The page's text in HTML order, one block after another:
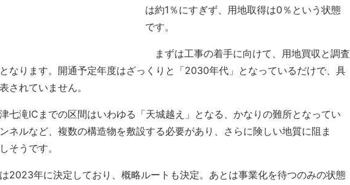
は約1％にすぎず、用地取得は0％という状態
です。
まずは工事の着手に向けて、用地買収と調査
なります。開通予定年度はざっくりと「2030年代」となっているだけで、具
されていません。
七滝ICまでの区間はいわゆる「天城越え」となる、かなりの難所となってい
ネルなど、複数の構造物を敷設する必要があり、さらに険しい地質に阻ま
そうです。
2023年に決定しており、概略ルートも決定。あとは事業化を待つのみの状態